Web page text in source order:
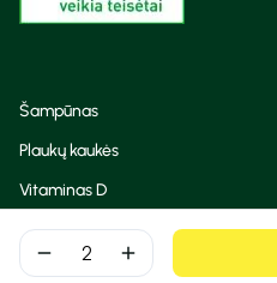
remove add
Šampūnas
Plaukų kaukės
Vitaminas D
Korėjietiška kosmetika
Dezodorantas